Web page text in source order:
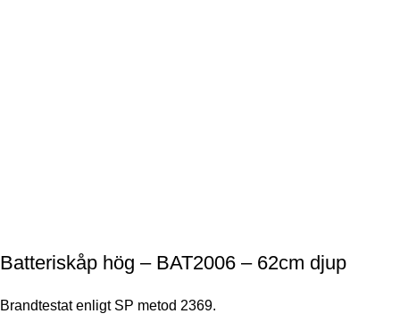
Batteriskåp hög – BAT2006 – 62cm djup
Brandtestat enligt SP metod 2369.